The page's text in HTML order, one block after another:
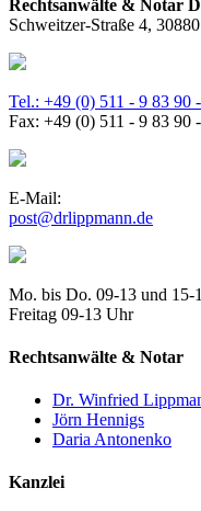
Rechtsanwälte & Notar
Schweitzer-Straße 4,
Tel.: +49 (0) 511 - 9 83 90
Fax: +49 (0) 511 - 9 83 90
E-Mail:
post@drlippmann.de
Mo. bis Do. 09-13 und 15-
Freitag 09-13 Uhr
Rechtsanwälte & Notar
Dr. Winfried
Jörn Hennigs
Daria Antonenko
Kanzlei